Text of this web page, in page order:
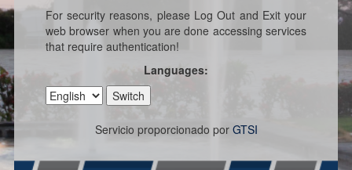
For security reasons, please Log Out and Exit your
web browser when you are done accessing services
that require authentication!
Languages:
Servicio proporcionado por GTSI